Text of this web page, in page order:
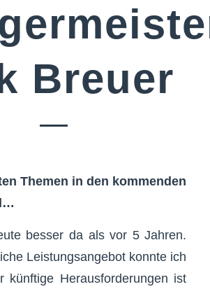
Breuer
Themen in den kommenden
besser da als vor 5 Jahren.
Leistungsangebot konnte ich
künftige Herausforderungen ist